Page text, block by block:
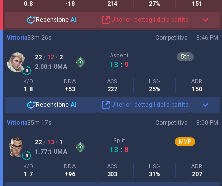
0.8 -18 214 27% 151
Recensione AI Ulteriori dettagli della partita
Competitiva 8:46 PM
Vittoria33m 26s
22 / 12 / 2
2.00:1 UMA
Ascent
13 : 9
5th
K/D
1.8
DDΔ
+53
ACS
227
HS%
25%
ADR
150
Recensione AI Ulteriori dettagli della partita
Competitiva 8:00 PM
Vittoria35m 17s
22 / 13 / 1
1.77:1 UMA
Split
13 : 8
MVP
K/D
1.7
DDΔ
+96
ACS
303
HS%
31%
ADR
207